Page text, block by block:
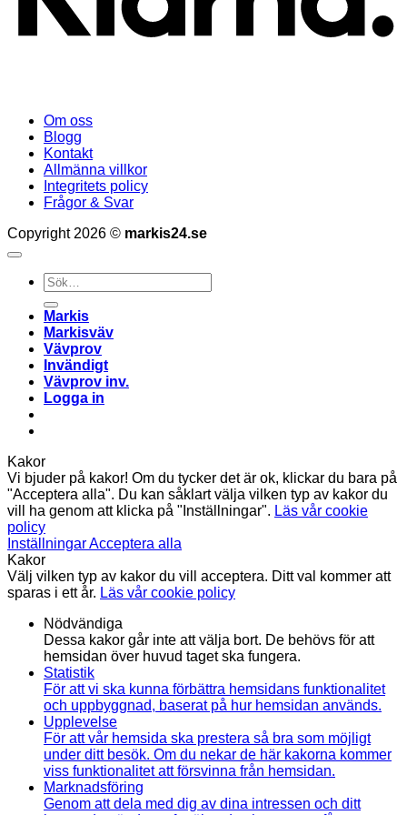
Om oss
Blogg
Kontakt
Allmänna villkor
Integritets policy
Frågor & Svar
Copyright 2026 © markis24.se
Sök
efter:
Markis
Markisväv
Vävprov
Invändigt
Vävprov inv.
Logga in
Kakor
Vi bjuder på kakor! Om du tycker det är ok, klickar du bara på
"Acceptera alla". Du kan såklart välja vilken typ av kakor du
vill ha genom att klicka på "Inställningar". Läs vår cookie
policy
InställningarAcceptera alla
Kakor
Välj vilken typ av kakor du vill acceptera. Ditt val kommer att
sparas i ett år. Läs vår cookie policy
Nödvändiga
Dessa kakor går inte att välja bort. De behövs för att
hemsidan över huvud taget ska fungera.
Statistik
För att vi ska kunna förbättra hemsidans funktionalitet
och uppbyggnad, baserat på hur hemsidan används.
Upplevelse
För att vår hemsida ska prestera så bra som möjligt
under ditt besök. Om du nekar de här kakorna kommer
viss funktionalitet att försvinna från hemsidan.
Marknadsföring
Genom att dela med dig av dina intressen och ditt